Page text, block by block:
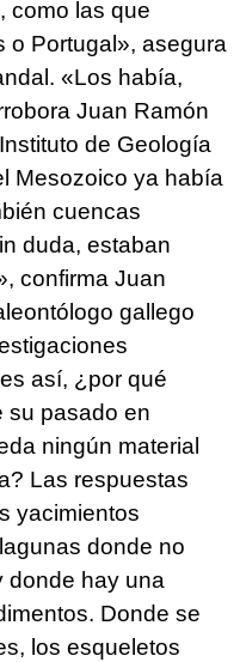
como las que
o Portugal», asegura
«Los había,
Juan Ramón
de Geología
Mesozoico ya había
cuencas
duda, estaban
confirma Juan
gallego
así, ¿por qué
su pasado en
ningún material
Las respuestas
yacimientos
donde no
donde hay una
Donde se
los esqueletos